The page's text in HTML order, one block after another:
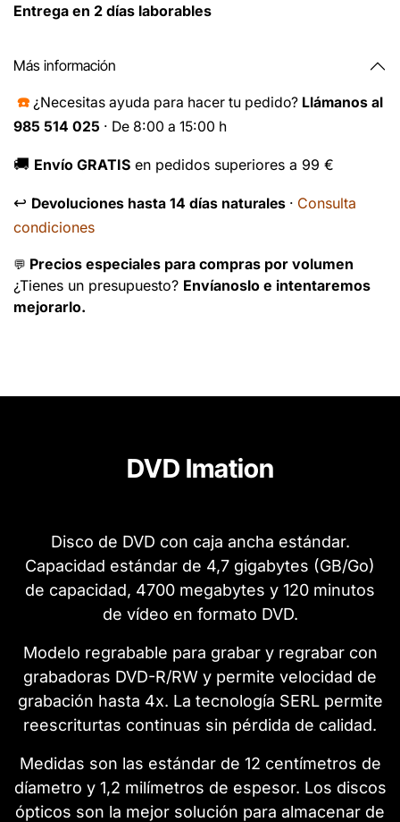
Entrega en 2 días laborables
Más información
☎️ ¿Necesitas ayuda para hacer tu pedido? Llámanos al
985 514 025 · De 8:00 a 15:00 h
🚚 Envío GRATIS en pedidos superiores a 99 €
↩️ Devoluciones hasta 14 días naturales · Consulta
condiciones
💬 Precios especiales para compras por volumen
¿Tienes un presupuesto? Envíanoslo e intentaremos
mejorarlo.
DVD Imation
Disco de DVD con caja ancha estándar.
Capacidad estándar de 4,7 gigabytes (GB/Go)
de capacidad, 4700 megabytes y 120 minutos
de vídeo en formato DVD.
Modelo regrabable para grabar y regrabar con
grabadoras DVD-R/RW y permite velocidad de
grabación hasta 4x. La tecnología SERL permite
reescriturtas continuas sin pérdida de calidad.
Medidas son las estándar de 12 centímetros de
díametro y 1,2 milímetros de espesor. Los discos
ópticos son la mejor solución para almacenar de